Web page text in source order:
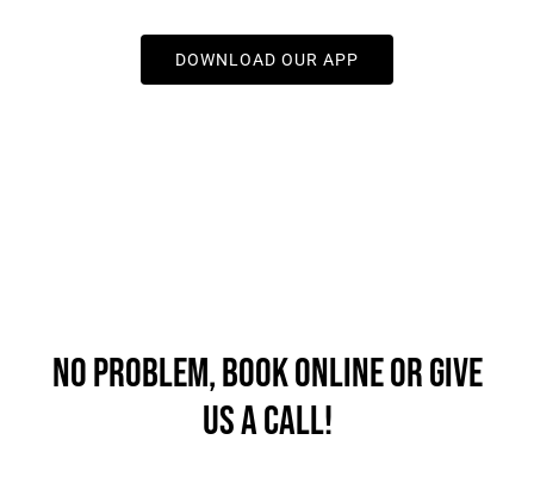
DOWNLOAD OUR APP
No problem, book online or give
us a call!